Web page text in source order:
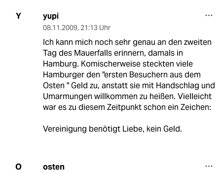
Y yupi
08.11.2009, 21:13 Uhr
Ich kann mich noch sehr genau an den zweiten
Tag des Mauerfalls erinnern, damals in
Hamburg. Komischerweise steckten viele
Hamburger den "ersten Besuchern aus dem
Osten " Geld zu, anstatt sie mit Handschlag und
Umarmungen willkommen zu heißen. Vielleicht
war es zu diesem Zeitpunkt schon ein Zeichen:
Vereinigung benötigt Liebe, kein Geld.
O osten